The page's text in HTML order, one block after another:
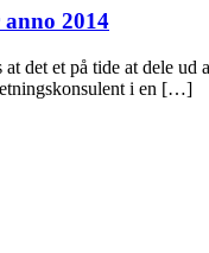
2014
det et på tide at dele
i en […]